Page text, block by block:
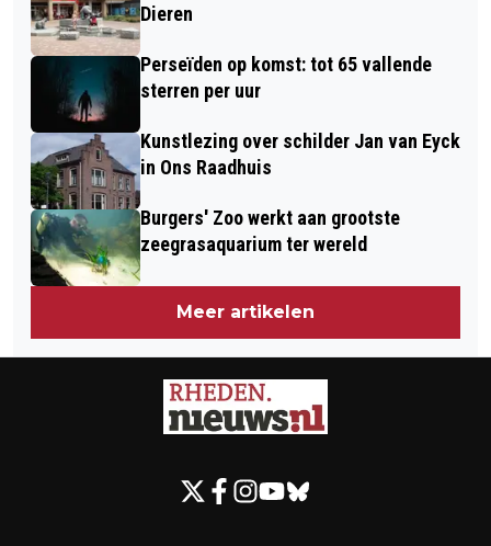
Dieren
Perseïden op komst: tot 65 vallende
sterren per uur
Kunstlezing over schilder Jan van Eyck
in Ons Raadhuis
Burgers' Zoo werkt aan grootste
zeegrasaquarium ter wereld
Meer artikelen